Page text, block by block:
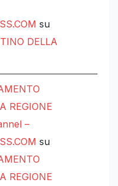
su
DELLA
REGIONE
–
su
REGIONE